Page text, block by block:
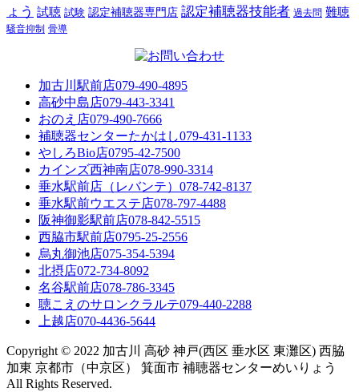
ょう 試聴 試験 認定補聴器専門店 認定補聴器技能者 過去問 難聴
騒音抑制 骨導
加古川駅前店079-490-4895
高砂中島店079-443-3341
おのえ店079-490-7666
補聴器センターたかはし079-431-1133
やしろBio店0795-42-7500
カインズ西神南店078-990-3314
垂水駅前店（レバンテ） 078-742-8137
垂水駅前ウエステ店078-797-4488
阪神御影駅前店078-842-5515
西脇市駅前店0795-25-2556
烏丸御池店075-354-5394
北摂店072-734-8092
名谷駅前店078-786-3345
聴こえのサロンクラルテ079-440-2288
上越店070-4436-5644
Copyright © 2022 加古川 高砂 神戸(西区 垂水区 東灘区) 西脇
加東 京都市（中京区） 箕面市 補聴器センターめいりょう
All Rights Reserved.